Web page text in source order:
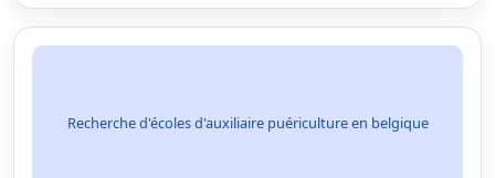
Recherche d'écoles d'auxiliaire puériculture en belgique